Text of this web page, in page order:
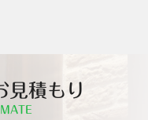
見積もり